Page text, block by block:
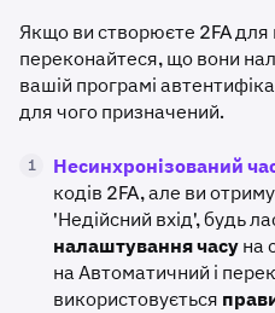
Якщо ви створюєте 2FA для
переконайтеся, що вони
вашій програмі
для чого призначений.
1 Несинхронізований
кодів 2FA, але ви
'Недійсний вхід', будь
налаштування часуна
на Автоматичний і
використовується